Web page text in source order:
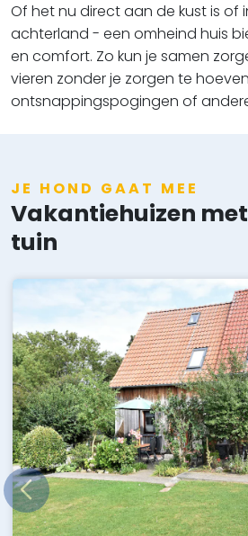
Of het nu direct aan de kust is of
achterland - een omheind huis
en comfort. Zo kun je samen
vieren zonder je zorgen te
ontsnappingspogingen of
JE HOND GAAT MEE
Vakantiehuizen
tuin